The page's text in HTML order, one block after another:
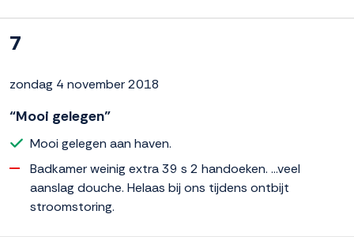
7
zondag 4 november 2018
“Mooi gelegen”
Mooi gelegen aan haven.
Badkamer weinig extra 39 s 2 handoeken. ...veel
aanslag douche. Helaas bij ons tijdens ontbijt
stroomstoring.